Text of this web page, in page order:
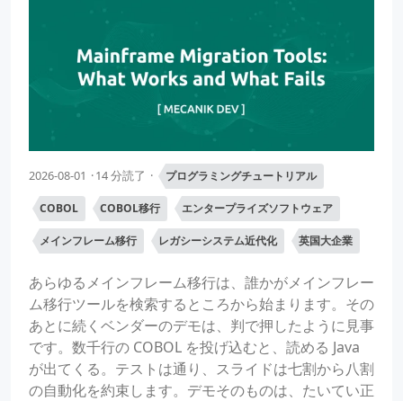
2026-08-01 14 分読了 プログラミングチュートリアル
COBOL COBOL移行 エンタープライズソフトウェア
メインフレーム移行 レガシーシステム近代化 英国大企業
あらゆるメインフレーム移行は、誰かがメインフレー
ム移行ツールを検索するところから始まります。その
あとに続くベンダーのデモは、判で押したように見事
です。数千行の COBOL を投げ込むと、読める Java
が出てくる。テストは通り、スライドは七割から八割
の自動化を約束します。デモそのものは、たいてい正